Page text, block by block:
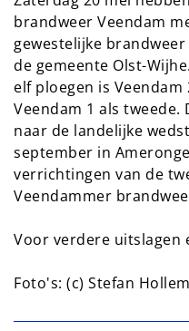
brandweer Veendam
gewestelijke
de gemeente Olst-
elf ploegen is Veendam
Veendam 1 als tweede.
naar de landelijke
september in
verrichtingen van de
Veendammer
Voor verdere uitslagen
Foto's: (c) Stefan